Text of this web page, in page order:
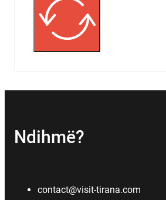
Ndihmë?
contact@visit-tirana.com